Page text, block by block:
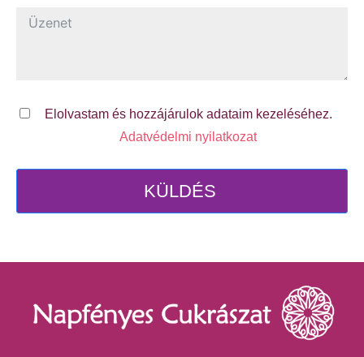
Elolvastam és hozzájárulok adataim kezeléséhez.
Adatvédelmi nyilatkozat
KÜLDÉS